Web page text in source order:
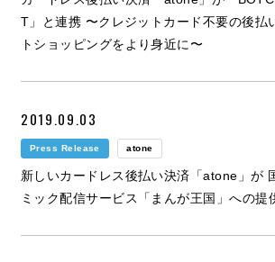
T」と連携 〜クレジットカード不要の後払
トショッピングをより身近に〜
2019.09.03
Press Release atone
新しいカードレス後払い決済「atone」が
ミック配信サービス「まんが王国」への提